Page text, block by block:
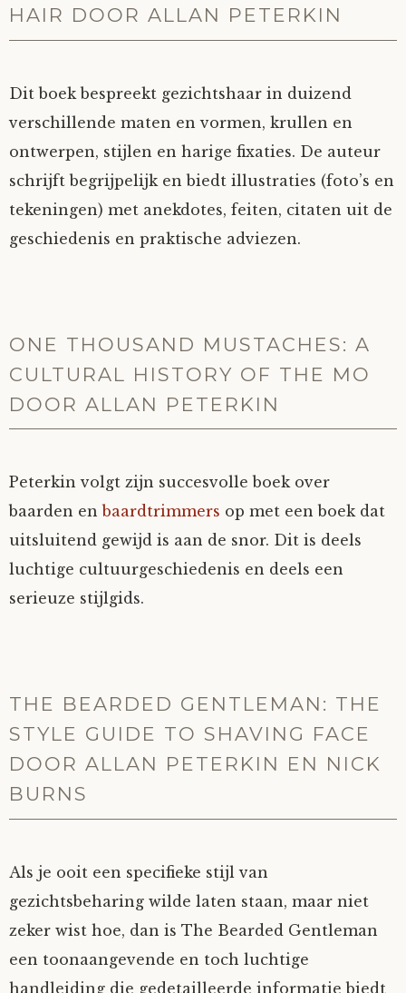
HAIR DOOR ALLAN PETERKIN
Dit boek bespreekt gezichtshaar in duizend
verschillende maten en vormen, krullen en
ontwerpen, stijlen en harige fixaties. De auteur
schrijft begrijpelijk en biedt illustraties (foto’s en
tekeningen) met anekdotes, feiten, citaten uit de
geschiedenis en praktische adviezen.
ONE THOUSAND MUSTACHES: A
CULTURAL HISTORY OF THE MO
DOOR ALLAN PETERKIN
Peterkin volgt zijn succesvolle boek over
baarden enbaardtrimmers op met een boek dat
uitsluitend gewijd is aan de snor. Dit is deels
luchtige cultuurgeschiedenis en deels een
serieuze stijlgids.
THE BEARDED GENTLEMAN: THE
STYLE GUIDE TO SHAVING FACE
DOOR ALLAN PETERKIN EN NICK
BURNS
Als je ooit een specifieke stijl van
gezichtsbeharing wilde laten staan, maar niet
zeker wist hoe, dan is The Bearded Gentleman
een toonaangevende en toch luchtige
handleiding die gedetailleerde informatie biedt